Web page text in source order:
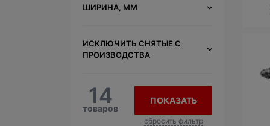
ШИРИНА, ММ
ИСКЛЮЧИТЬ СНЯТЫЕ С
ПРОИЗВОДСТВА
14
товаров
ПОКАЗАТЬ
сбросить фильтр